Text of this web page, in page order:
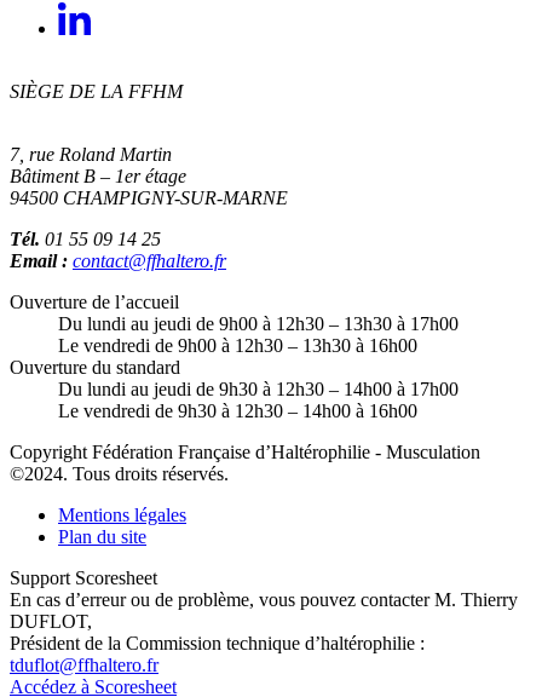
SIÈGE DE LA FFHM
7, rue Roland Martin
Bâtiment B – 1er étage
94500 CHAMPIGNY-SUR-MARNE
Tél. 01 55 09 14 25
Email : contact@ffhaltero.fr
Ouverture de l’accueil
Du lundi au jeudi de 9h00 à 12h30 – 13h30 à 17h00
Le vendredi de 9h00 à 12h30 – 13h30 à 16h00
Ouverture du standard
Du lundi au jeudi de 9h30 à 12h30 – 14h00 à 17h00
Le vendredi de 9h30 à 12h30 – 14h00 à 16h00
Copyright Fédération Française d’Haltérophilie - Musculation
©2024. Tous droits réservés.
Mentions légales
Plan du site
Support Scoresheet
En cas d’erreur ou de problème, vous pouvez contacter M. Thierry
DUFLOT,
Président de la Commission technique d’haltérophilie :
tduflot@ffhaltero.fr
Accédez à Scoresheet